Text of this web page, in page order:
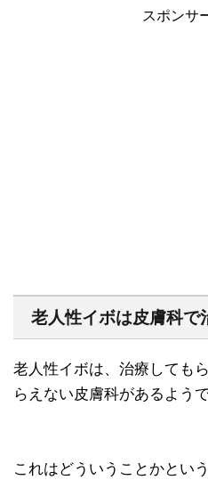
スポンサ
老人性イボは皮膚科で
老人性イボは、治療しても
らえない皮膚科があるようで
これはどういうことかという